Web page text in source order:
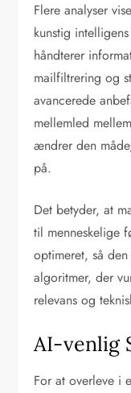
Flere analyser
kunstig
håndterer
mailfiltrering og
avancerede
mellemled
ændrer den
på.
Det betyder, at
til menneskelige
optimeret, så
algoritmer, der
relevans og
AI-venlig
For at overleve i